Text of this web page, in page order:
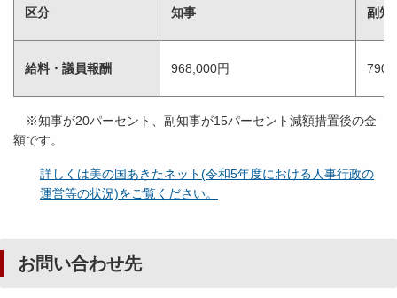
区分 知事 副知
給料・議員報酬 968,000円
※知事が20パーセント、副知事が15パーセント減額措置後の金
額です。
詳しくは美の国あきたネット(令和5年度における人事行政の
運営等の状況)をご覧ください。
お問い合わせ先